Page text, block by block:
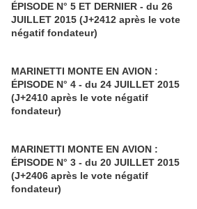
ÉPISODE N° 5 ET DERNIER - du 26
JUILLET 2015 (J+2412 après le vote
négatif fondateur)
MARINETTI MONTE EN AVION :
ÉPISODE N° 4 - du 24 JUILLET 2015
(J+2410 après le vote négatif
fondateur)
MARINETTI MONTE EN AVION :
ÉPISODE N° 3 - du 20 JUILLET 2015
(J+2406 après le vote négatif
fondateur)